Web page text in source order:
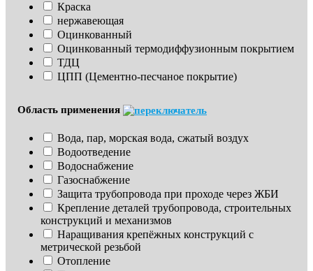
Краска
нержавеющая
Оцинкованный
Оцинкованный термодиффузионным покрытием
ТДЦ
ЦПП (Цементно-песчаное покрытие)
Область применения
Вода, пар, морская вода, сжатый воздух
Водоотведение
Водоснабжение
Газоснабжение
Защита трубопровода при проходе через ЖБИ
Крепление деталей трубопровода, строительных
конструкций и механизмов
Наращивания крепёжных конструкций с
метрической резьбой
Отопление